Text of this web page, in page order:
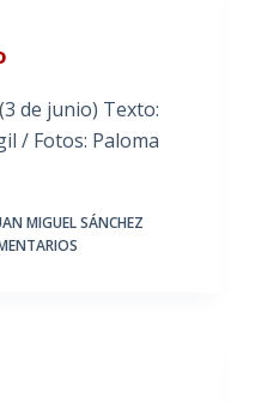
de junio) Texto:
/ Fotos: Paloma
MIGUEL SÁNCHEZ